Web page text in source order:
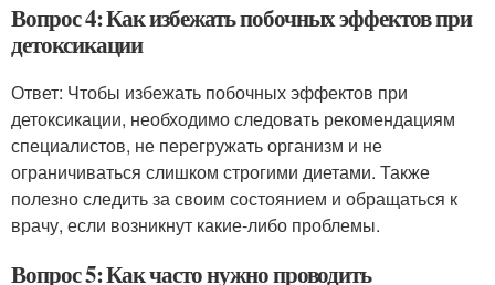
Вопрос 4: Как избежать побочных эффектов при
детоксикации
Ответ: Чтобы избежать побочных эффектов при
детоксикации, необходимо следовать рекомендациям
специалистов, не перегружать организм и не
ограничиваться слишком строгими диетами. Также
полезно следить за своим состоянием и обращаться к
врачу, если возникнут какие-либо проблемы.
Вопрос 5: Как часто нужно проводить